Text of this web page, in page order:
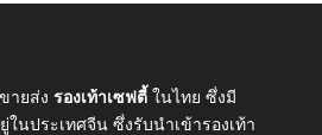
ายส่ง รองเท้าเซฟตี้ ในไทย ซึ่งมี
ในประเทศจีน ซึ่งรับนำเข้ารองเท้า